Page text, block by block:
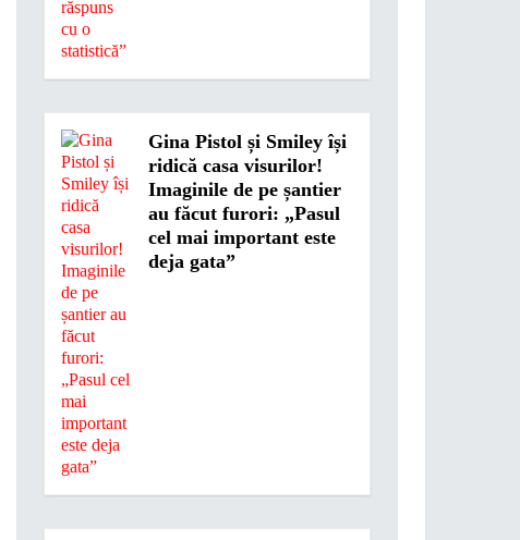
Gina Pistol și Smiley își
ridică casa visurilor!
Imaginile de pe șantier
au făcut furori: „Pasul
cel mai important este
deja gata”